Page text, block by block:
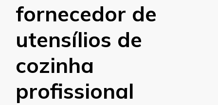
fornecedor de
utensílios de
cozinha
profissional